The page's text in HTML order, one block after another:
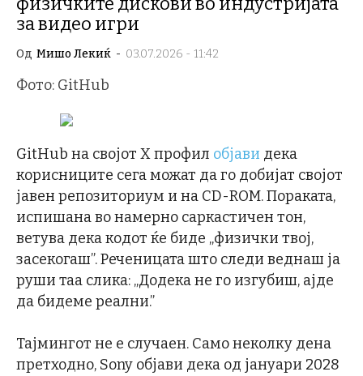
за видео игри
Од Мишо Лекиќ - 03.07.2026 - 11:42
Фото: GitHub
GitHub на својот X профил објави дека
корисниците сега можат да го добијат својот
јавен репозиториум и на CD-ROM. Пораката,
испишана во намерно саркастичен тон,
ветува дека кодот ќе биде „физички твој,
засекогаш”. Реченицата што следи веднаш ја
руши таа слика: „Додека не го изгубиш, ајде
да бидеме реални.”
Тајмингот не е случаен. Само неколку дена
претходно, Sony објави дека од јануари 2028